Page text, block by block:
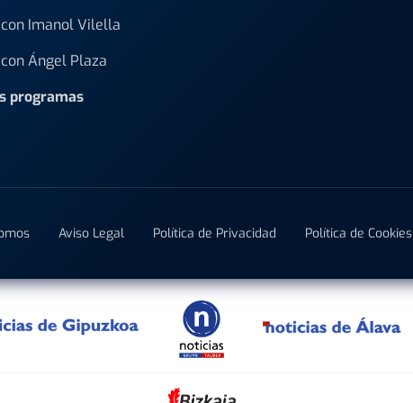
Imanol Vilella
Ángel Plaza
programas
Aviso Legal Política de Privacidad Política de Cookies